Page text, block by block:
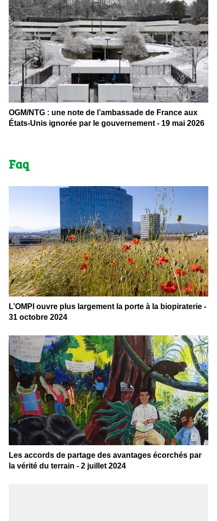
OGM/NTG : une note de l’ambassade de France aux
États-Unis ignorée par le gouvernement - 19 mai 2026
Faq
L’OMPI ouvre plus largement la porte à la biopiraterie -
31 octobre 2024
Les accords de partage des avantages écorchés par
la vérité du terrain - 2 juillet 2024